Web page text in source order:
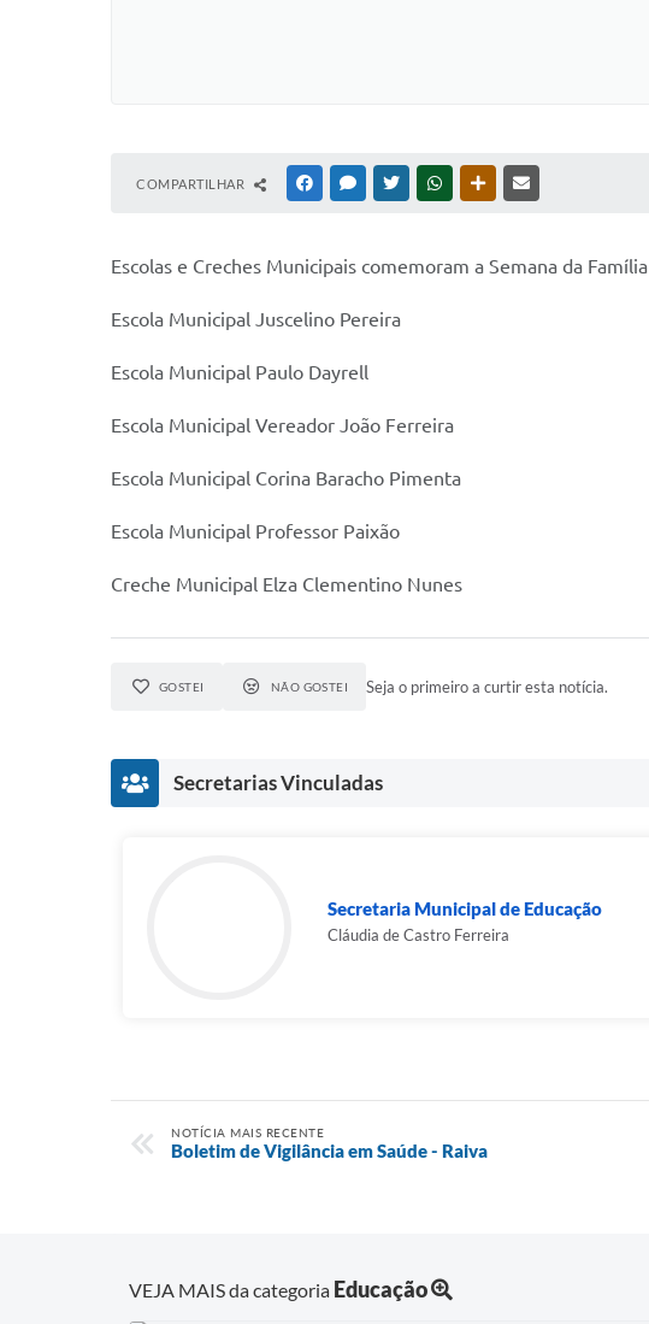
COMPARTILHAR FACEBOOKMESSENGER
TWITTERWHATSAPPOUTRAS MÍDIAS
Escolas e Creches Municipais comemoram a Semana da Família
Escola Municipal Juscelino Pereira
Escola Municipal Paulo Dayrell
Escola Municipal Vereador João Ferreira
Escola Municipal Corina Baracho Pimenta
Escola Municipal Professor Paixão
Creche Municipal Elza Clementino Nunes
GOSTEI NÃO GOSTEI Seja o primeiro a curtir esta notícia.
Secretarias Vinculadas
Secretaria Municipal de Educação
Cláudia de Castro Ferreira
NOTÍCIA MAIS RECENTE
Boletim de Vigilância em Saúde - Raiva
VEJA MAIS da categoria Educação